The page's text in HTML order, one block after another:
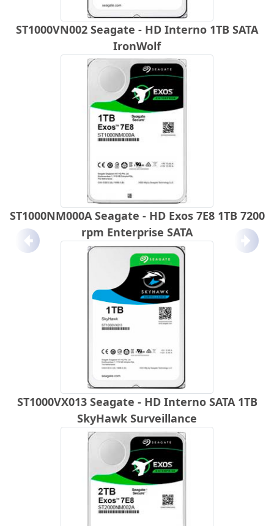
ST1000VN002 Seagate - HD Interno 1TB SATA
IronWolf
ST1000NM000A Seagate - HD Exos 7E8 1TB 7200
rpm Enterprise SATA
ST1000VX013 Seagate - HD Interno SATA 1TB
SkyHawk Surveillance
Anterior